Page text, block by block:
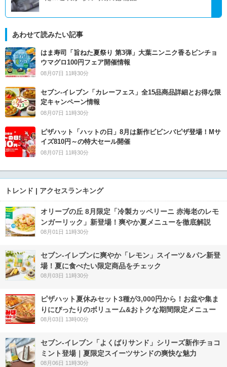
あわせて読みたい記事
はま寿司「旨ねた夏祭り 第3弾」大葉ニンニク香るビンチョ
ウマグロ100円フェア開催情報
08月07日 11時30分
セブン‐イレブン「カレーフェス」全15品商品詳細とお得な限
定キャンペーン情報
08月07日 11時30分
ピザハット「ハットの日」8月は新作ビビンバピザ登場！Mサ
イズ810円～の特大セール開催
08月07日 11時30分
トレンド | アクセスランキング
オリーブの丘 8月限定「冷製カッペリーニ 赤海老のレモ
ンガーリック」新登場！爽やか夏メニューを徹底解説
08月01日 11時30分
セブン‐イレブンに爽やか「レモン」スイーツ＆パン新登
場！夏に食べたい限定商品をチェック
08月03日 11時30分
ピザハット夏休みセット3種が3,000円から！お盆や集ま
りにぴったりのボリューム&おトクな期間限定メニュー
08月03日 13時00分
セブン‐イレブン「よくばりサンド」シリーズ新作チョコ
ミント登場｜夏限定スイーツサンドの爽快な魅力
08月06日 11時30分